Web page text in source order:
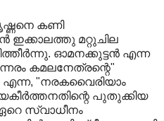
കണി
ഇക്കാലത്തു മറ്റുചില
ഓമനക്കുട്ടന്‍ എന്ന
കമലനേത്രന്റെ"
എന്ന, "നരകവൈരിയാം
പുതുക്കിയ
സ്വാധീനം